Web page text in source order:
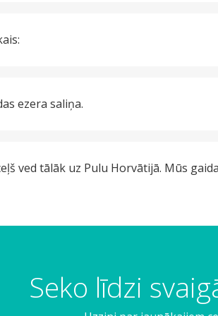
ezera saliņa.
ved tālāk uz Pulu Horvātijā. Mūs
Seko līdzi